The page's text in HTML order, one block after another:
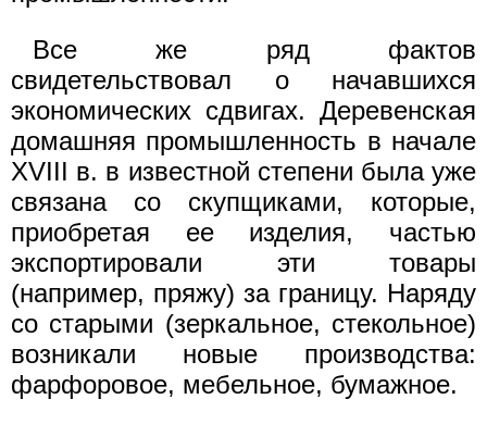
Все же ряд фактов
свидетельствовал о начавшихся
экономических сдвигах. Деревенская
домашняя промышленность в начале
XVIII в. в известной степени была уже
связана со скупщиками, которые,
приобретая ее изделия, частью
экспортировали эти товары
(например, пряжу) за границу. Наряду
со старыми (зеркальное, стекольное)
возникали новые производства:
фарфоровое, мебельное, бумажное.